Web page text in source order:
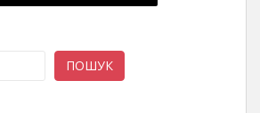
ПОШУК